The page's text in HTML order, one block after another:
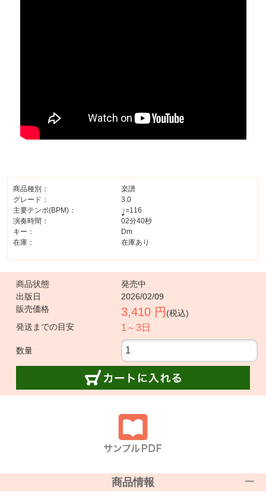
商品種別：
楽譜
グレード：
3.0
主要テンポ(BPM)：
=116
演奏時間：
02分40秒
キー：
Dm
在庫：
在庫あり
商品状態
発売中
出版日
2026/02/09
販売価格
3,410 円 (税込)
発送までの目安
1～3日
数量
商品情報